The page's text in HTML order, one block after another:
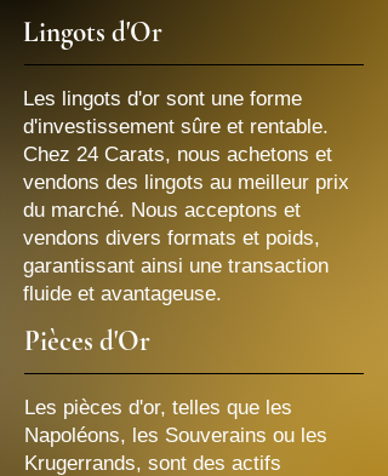
Lingots d'Or
Les lingots d'or sont une forme
d'investissement sûre et rentable.
Chez 24 Carats, nous achetons et
vendons des lingots au meilleur prix
du marché. Nous acceptons et
vendons divers formats et poids,
garantissant ainsi une transaction
fluide et avantageuse.
Pièces d'Or
Les pièces d'or, telles que les
Napoléons, les Souverains ou les
Krugerrands, sont des actifs